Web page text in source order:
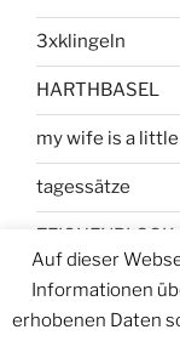
3xklingeln
HARTHBASEL
my wife is a
tagessätze
Auf dieser
Informationen
erhobenen Daten